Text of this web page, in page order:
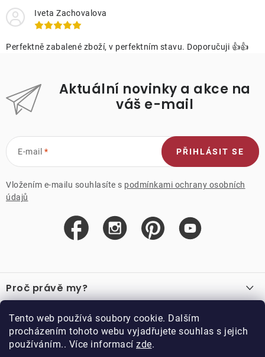
Tento web používá soubory cookie. Dalším
procházením tohoto webu vyjadřujete souhlas s jejich
používáním.. Více informací zde.
Iveta Zachovalova
Perfektně zabalené zboží, v perfektním stavu. Doporučuji 👍👍
Aktuální novinky a akce na
váš e-mail
E-mail
Vložením e-mailu souhlasíte s podmínkami ochrany osobních
údajů
PŘIHLÁSIT SE
á
p
a
Proč právě my?
Recenze
Důležité odkazy
Velkoobchod
Vzorková prodejna
O nákupu